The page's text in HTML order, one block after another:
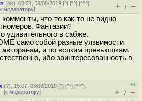
(ok), 08:21, 08/08/2019 [^] [^^] [^^^]
к модератору] + / –
что-то как-то не видно
Фантазии?
удивительного в сабже.
само собой разные уязвимости
и по всяким превьюшкам.
ибо заинтересованность в
(?), 15:07, 08/08/2019 [^] [^^] [^^^]
[к модератору]
+1
+ / –